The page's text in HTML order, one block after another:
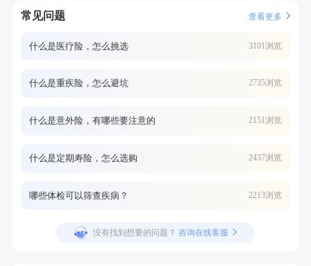
常见问题 查看更多
什么是医疗险，怎么挑选 3101浏览
什么是重疾险，怎么避坑 2735浏览
什么是意外险，有哪些要注意的 2151浏览
什么是定期寿险，怎么选购 2437浏览
哪些体检可以筛查疾病？ 2213浏览
没有找到想要的问题？ 咨询在线客服